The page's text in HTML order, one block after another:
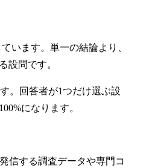
います。単一の結論より、
設問です。
。回答者が1つだけ選ぶ設
になります。
信する調査データや専門コ